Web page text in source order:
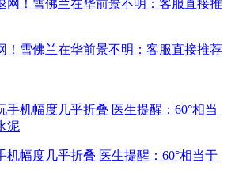
！雪佛兰在华前景不明：客服直接推荐
机幅度几乎折叠 医生提醒：60°相当于